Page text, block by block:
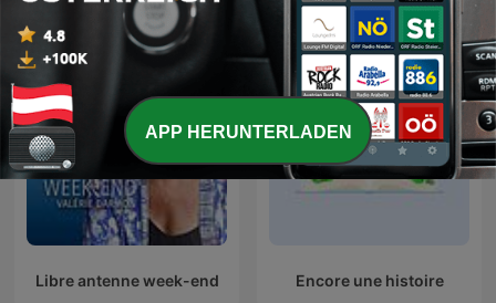
Libre antenne week-end Encore une histoire
APP HERUNTERLADEN